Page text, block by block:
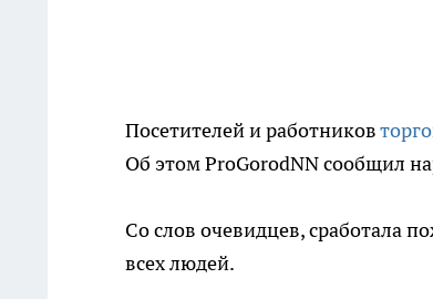
Посетителей и работников
Об этом ProGorodNN сообщил
Со слов очевидцев, сработала
всех людей.